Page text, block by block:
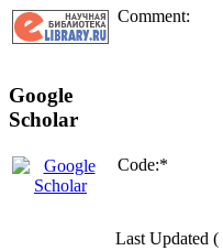
Google
Scholar
Comment:
Code:*
Last Updated